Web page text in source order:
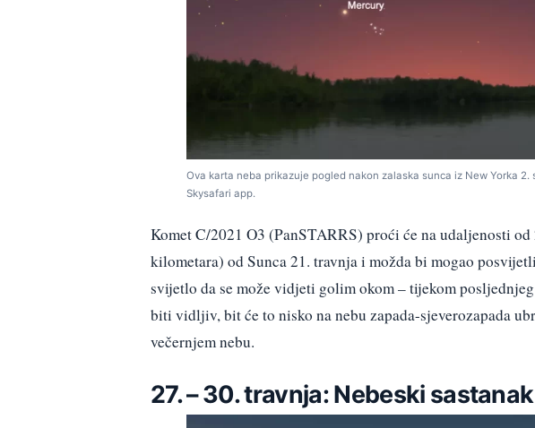
Ova karta neba prikazuje pogled nakon zalaska sunca iz New Yorka 2.
Skysafari app.
Komet C/2021 O3 (PanSTARRS) proći će na udaljenosti
kilometara) od Sunca 21. travnja i možda bi mogao
svijetlo da se može vidjeti golim okom – tijekom
biti vidljiv, bit će to nisko na nebu zapada-sjeverozapada
večernjem nebu.
27. – 30. travnja: Nebeski sastanak